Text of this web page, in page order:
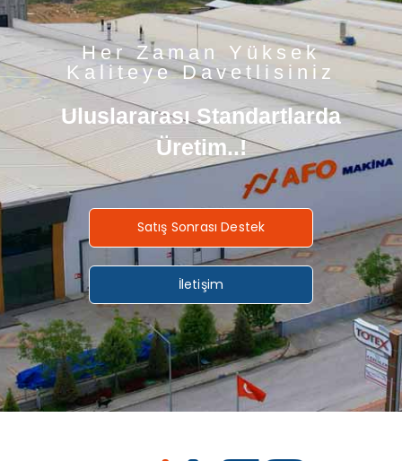
Her Zaman Yüksek
Kaliteye Davetlisiniz
Uluslararası Standartlarda
Üretim..!
Satış Sonrası Destek
İletişim